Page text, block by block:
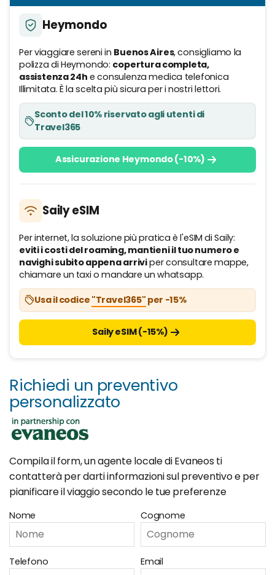
Heymondo
Per viaggiare sereni in Buenos Aires, consigliamo la
polizza di Heymondo: copertura completa,
assistenza 24h e consulenza medica telefonica
Illimitata. È la scelta più sicura per i nostri lettori.
Sconto del 10% riservato agli utenti di
Travel365
Assicurazione Heymondo (-10%)
Saily eSIM
Per internet, la soluzione più pratica è l'eSIM di Saily:
eviti i costi del roaming, mantieni il tuo numero e
navighi subito appena arriviper consultare mappe,
chiamare un taxi o mandare un whatsapp.
Usa il codice "Travel365" per -15%
Saily eSIM (-15%)
Richiedi un preventivo
personalizzato
Compila il form, un agente locale di Evaneos ti
contatterà per darti informazioni sul preventivo e per
pianificare il viaggio secondo le tue preferenze
Nome Cognome
Telefono Email